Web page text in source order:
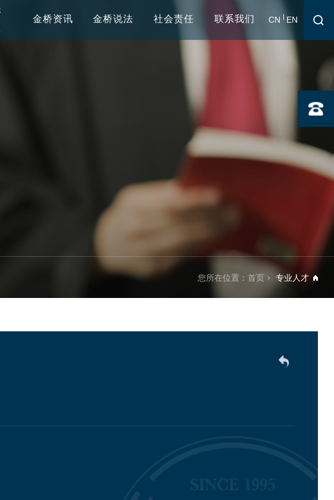
金桥资讯 金桥说法 社会责任 联系我们 CN EN
您所在位置：首页 专业人才